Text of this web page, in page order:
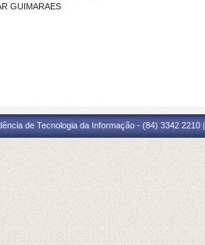
GUIMARAES
de Tecnologia da Informação - (84) 3342